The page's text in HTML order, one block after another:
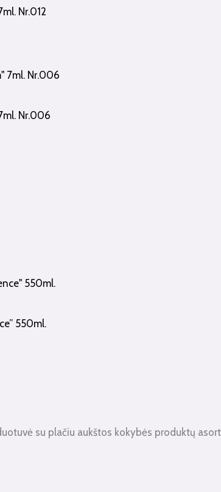
Nr.012
Nr.006
550ml.
su plačiu aukštos kokybės produktų